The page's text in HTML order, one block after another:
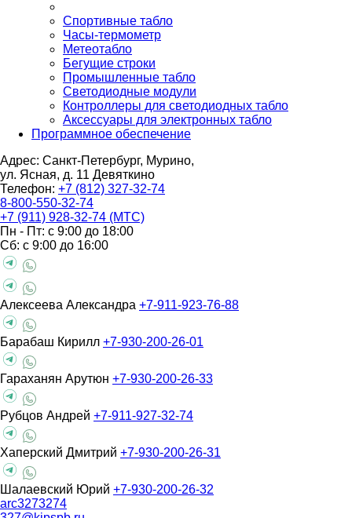
Спортивные табло
Часы-термометр
Метеотабло
Бегущие строки
Промышленные табло
Светодиодные модули
Контроллеры для светодиодных табло
Аксессуары для электронных табло
Программное обеспечение
Адрес: Санкт-Петербург, Мурино,
ул. Ясная, д. 11 Девяткино
Телефон: +7 (812) 327-32-74
8-800-550-32-74
+7 (911) 928-32-74 (МТС)
Пн - Пт: с 9:00 до 18:00
Сб: с 9:00 до 16:00
Алексеева Александра +7-911-923-76-88
Барабаш Кирилл +7-930-200-26-01
Гараханян Арутюн +7-930-200-26-33
Рубцов Андрей +7-911-927-32-74
Хаперский Дмитрий +7-930-200-26-31
Шалаевский Юрий +7-930-200-26-32
arc3273274